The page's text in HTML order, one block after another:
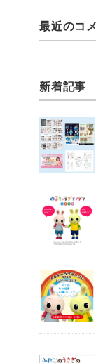
最近のコ
新着記事